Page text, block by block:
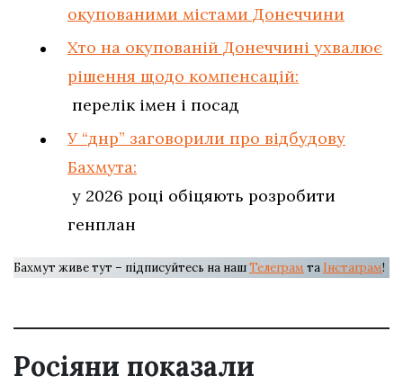
окупованими містами Донеччини
Хто на окупованій Донеччині ухвалює
рішення щодо компенсацій:
перелік імен і посад
У “днр” заговорили про відбудову
Бахмута:
у 2026 році обіцяють розробити
генплан
Бахмут живе тут – підписуйтесь на нашТелеграм та Інстаграм!
Росіяни показали